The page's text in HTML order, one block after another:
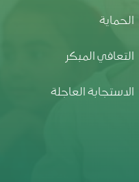
التعليم
الحماية
التعافي المبكر